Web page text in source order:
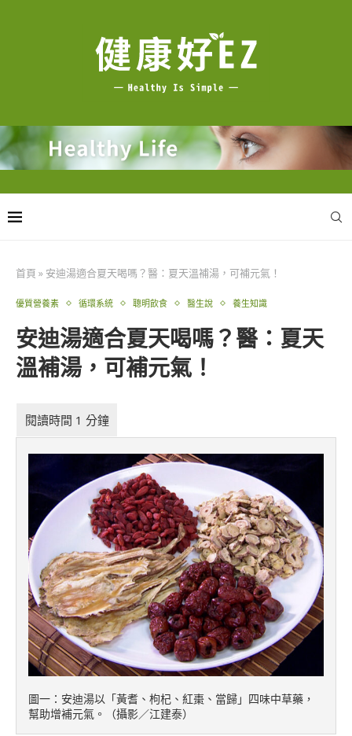
首頁 » 安迪湯適合夏天喝嗎？醫：夏天溫補湯，可補元氣！
優質營養素 循環系統 聰明飲食 醫生說 養生知識
安迪湯適合夏天喝嗎？醫：夏天
溫補湯，可補元氣！
圖一：安迪湯以「黃耆、枸杞、紅棗、當歸」四味中草藥，
幫助增補元氣。（攝影／江建泰）